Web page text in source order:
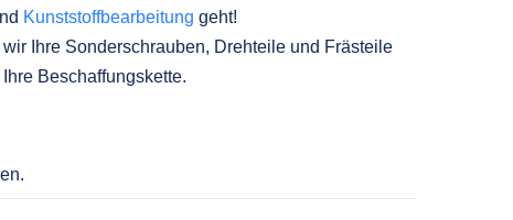
Kunststoffbearbeitung geht!
Ihre Sonderschrauben, Drehteile und Frästeile
Beschaffungskette.